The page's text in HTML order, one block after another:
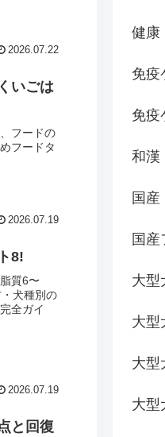
2026.07.22
いごは
フードの
フードタ
2026.07.19
8!
質6〜
犬種別の
全ガイ
2026.07.19
と回復
健康
免疫
免疫
和漢
国産
国産
大型
大型
大型
大型